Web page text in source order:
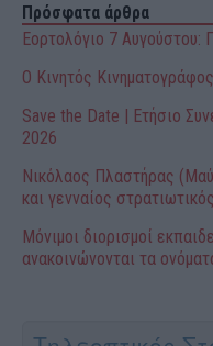
Πρόσφατα άρθρα
Εορτολόγιο 7 Αυγούστου:
Ο Κινητός
Save the Date | Ετήσιο
2026
Νικόλαος Πλαστήρας
και γενναίος στρατιωτικός
Μόνιμοι διορισμοί
ανακοινώνονται τα